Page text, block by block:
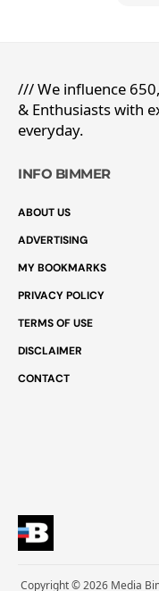
/// We influence
& Enthusiasts with
everyday.
INFO BIMMER
ABOUT US
ADVERTISING
MY BOOKMARKS
PRIVACY POLICY
TERMS OF USE
DISCLAIMER
CONTACT
Copyright © 2026 Media